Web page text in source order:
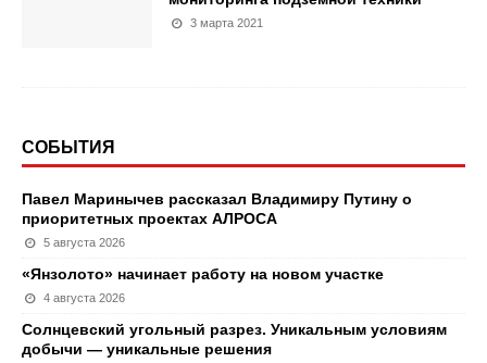
3 марта 2021
СОБЫТИЯ
Павел Маринычев рассказал Владимиру Путину о
приоритетных проектах АЛРОСА
5 августа 2026
«Янзолото» начинает работу на новом участке
4 августа 2026
Солнцевский угольный разрез. Уникальным условиям
добычи — уникальные решения